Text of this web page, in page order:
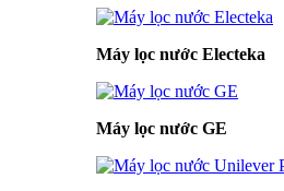
Máy lọc nước Electeka
Máy lọc nước GE